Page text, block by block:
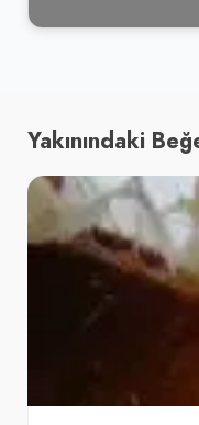
Yakınındaki